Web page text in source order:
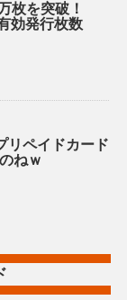
枚を突破！
効発行枚数
リペイドカード
ねｗ